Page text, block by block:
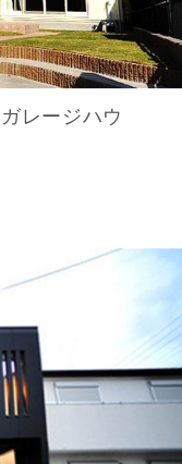
レージハウ